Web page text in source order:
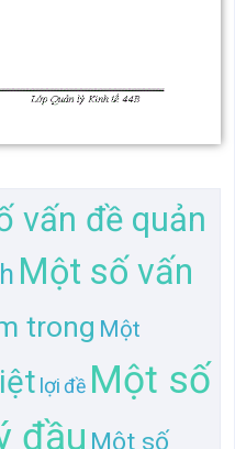
vấn đề quản
Một số vấn
trong Một
lợiđề Một số
đầu Một số